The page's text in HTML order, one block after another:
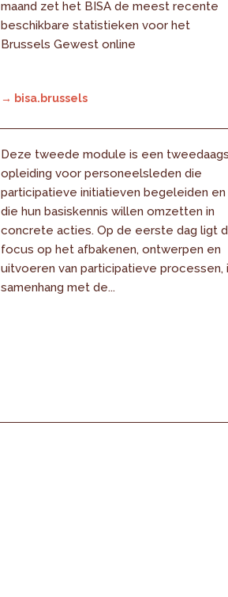
maand zet het BISA de meest recente
beschikbare statistieken voor het
Brussels Gewest online
→ bisa.brussels
Deze tweede module is een
opleiding voor personeelsleden die
participatieve initiatieven begeleiden en
die hun basiskennis willen omzetten in
concrete acties. Op de eerste dag ligt
focus op het afbakenen, ontwerpen en
uitvoeren van participatieve processen,
samenhang met de...